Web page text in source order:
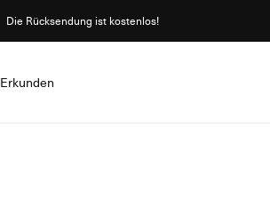
Die Rücksendung ist kostenlos!
Erkunden